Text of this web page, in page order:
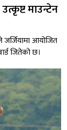
माउन्टेन
जर्जियामा आयोजित
जितेको छ।